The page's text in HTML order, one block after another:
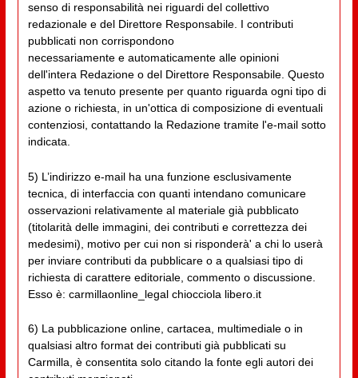
senso di responsabilità nei riguardi del collettivo
redazionale e del Direttore Responsabile. I contributi
pubblicati non corrispondono
necessariamente e automaticamente alle opinioni
dell'intera Redazione o del Direttore Responsabile. Questo
aspetto va tenuto presente per quanto riguarda ogni tipo di
azione o richiesta, in un'ottica di composizione di eventuali
contenziosi, contattando la Redazione tramite l'e-mail sotto
indicata.
5) L’indirizzo e-mail ha una funzione esclusivamente
tecnica, di interfaccia con quanti intendano comunicare
osservazioni relativamente al materiale già pubblicato
(titolarità delle immagini, dei contributi e correttezza dei
medesimi), motivo per cui non si risponderà' a chi lo userà
per inviare contributi da pubblicare o a qualsiasi tipo di
richiesta di carattere editoriale, commento o discussione.
Esso è: carmillaonline_legal chiocciola libero.it
6) La pubblicazione online, cartacea, multimediale o in
qualsiasi altro format dei contributi già pubblicati su
Carmilla, è consentita solo citando la fonte egli autori dei